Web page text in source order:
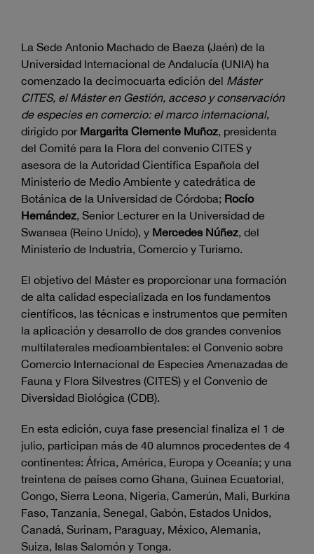
La Sede Antonio Machado de Baeza (Jaén) de la
Universidad Internacional de Andalucía (UNIA) ha
comenzado la decimocuarta edición del Máster
CITES, el Máster en Gestión, acceso y conservación
de especies en comercio: el marco internacional,
dirigido por Margarita Clemente Muñoz, presidenta
del Comité para la Flora del convenio CITES y
asesora de la Autoridad Científica Española del
Ministerio de Medio Ambiente y catedrática de
Botánica de la Universidad de Córdoba; Rocío
Hernández, Senior Lecturer en la Universidad de
Swansea (Reino Unido), y Mercedes Núñez, del
Ministerio de Industria, Comercio y Turismo.
El objetivo del Máster es proporcionar una formación
de alta calidad especializada en los fundamentos
científicos, las técnicas e instrumentos que permiten
la aplicación y desarrollo de dos grandes convenios
multilaterales medioambientales: el Convenio sobre
Comercio Internacional de Especies Amenazadas de
Fauna y Flora Silvestres (CITES) y el Convenio de
Diversidad Biológica (CDB).
En esta edición, cuya fase presencial finaliza el 1 de
julio, participan más de 40 alumnos procedentes de 4
continentes: África, América, Europa y Oceanía; y una
treintena de países como Ghana, Guinea Ecuatorial,
Congo, Sierra Leona, Nigeria, Camerún, Mali, Burkina
Faso, Tanzania, Senegal, Gabón, Estados Unidos,
Canadá, Surinam, Paraguay, México, Alemania,
Suiza, Islas Salomón y Tonga.